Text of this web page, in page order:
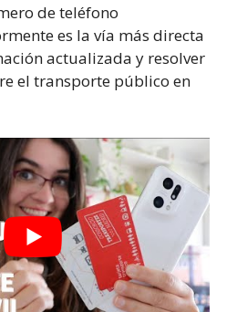
de teléfono
es la vía más directa
actualizada y resolver
el transporte público en